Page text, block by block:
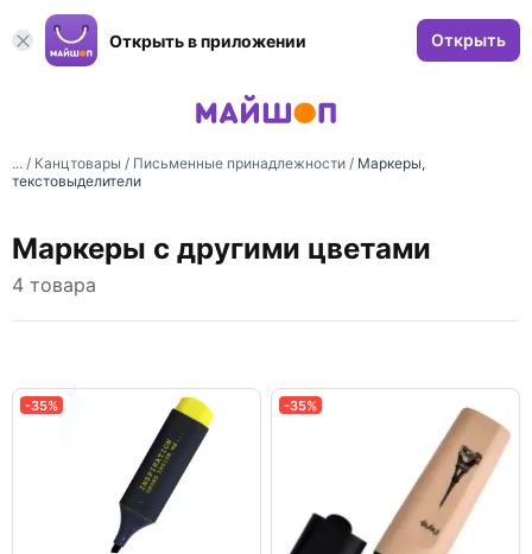
Открыть в приложении Открыть
... / Канцтовары / Письменные принадлежности / Маркеры,
текстовыделители
Маркеры с другими цветами
4 товара
-35% -35%